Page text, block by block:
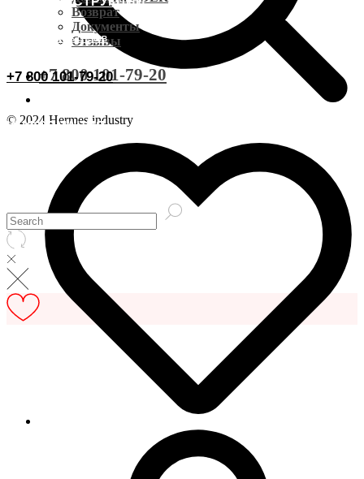
ОСТАВИТЬ ОТЗЫВ
+7 800 101-79-20
ИНФОРМАЦИЯ
Доставка CDEK
Документы
Возврат
Документы
Отзывы
+7 800 101-79-20
© 2024 Hermes industry